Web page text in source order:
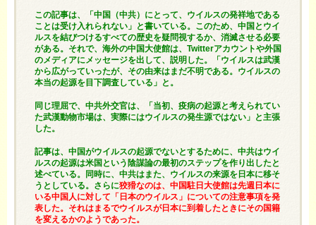
この記事は、「中国（中共）にとって、ウイルスの発祥地である
ことは受け入れられない」と書いている。このため、中国とウイ
ルスを結びつけるすべての歴史を疑問視するか、消滅させる必要
がある。それで、海外の中国大使館は、Twitterアカウントや外国
のメディアにメッセージを出して、説明した。「ウイルスは武漢
から広がっていったが、その由来はまだ不明である。ウイルスの
本当の起源を目下調査している」と。
同じ理屈で、中共外交官は、「当初、疫病の起源と考えられてい
た武漢動物市場は、実際にはウイルスの発生源ではない」と主張
した。
記事は、中国がウイルスの起源でないとするために、中共はウイ
ルスの起源は米国という陰謀論の最初のステップを作り出したと
述べている。同時に、中共はまた、ウイルスの来源を日本に移そ
うとしている。さらに狡猾なのは、中国駐日大使館は先週日本に
いる中国人に対して「日本のウイルス」についての注意事項を発
表した。それはまるでウイルスが日本に到着したときにその国籍
を変えるかのようであった。